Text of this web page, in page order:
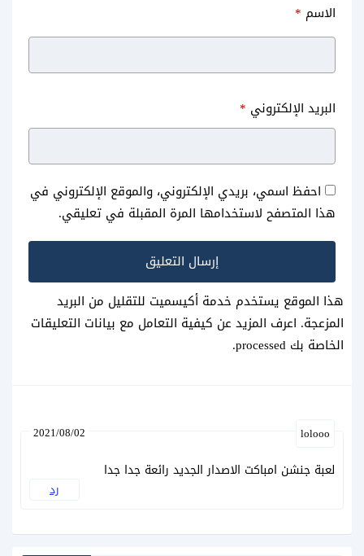
الاسم *
البريد الإلكتروني *
احفظ اسمي، بريدي الإلكتروني، والموقع الإلكتروني في
هذا المتصفح لاستخدامها المرة المقبلة في تعليقي.
هذا الموقع يستخدم خدمة أكيسميت للتقليل من البريد
المزعجة. اعرف المزيد عن كيفية التعامل مع بيانات التعليقات
الخاصة بك processed
.
lolooo
2021/08/02
لعبة جنشن امباكت الاصدار الجديد رائعة جدا جدا
رد